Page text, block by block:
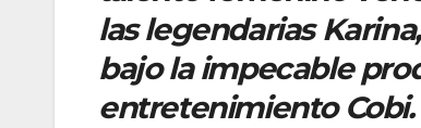
las legendarias
bajo la impecable
entretenimiento Cobi.